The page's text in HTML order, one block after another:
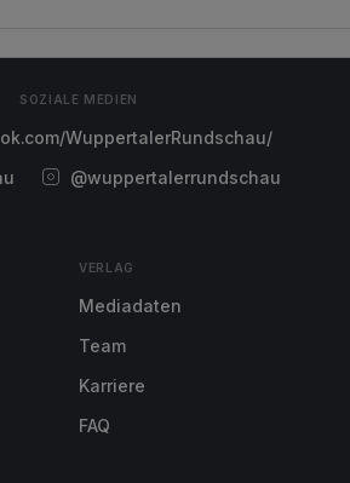
SOZIALE MEDIEN
WuppertalerRundschau/
@wuppertalerrundschau
VERLAG
Mediadaten
Team
Karriere
FAQ